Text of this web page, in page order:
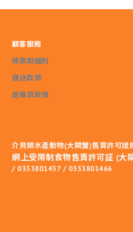
顧客服務
條款與細則
運送政策
退換貨政策
介貝類水產動物(大閘蟹)售賣許可
網上受限制食物售賣許可証 (大
/ 0353801457 / 0353801466